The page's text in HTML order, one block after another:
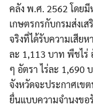
คลัง พ.ศ. 2562 โดย
เกษตรกรกับกรมส่งเ
จริงที่ได้รับความเสียห
ละ 1,113 บาท พืชไร่
ๆ อัตรา ไร่ละ 1,690
จังหวัดจะประกาศเข
ยื่นแบบความจำนงขอ